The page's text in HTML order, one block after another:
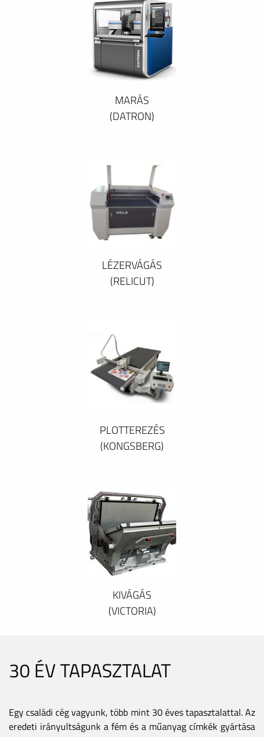
MARÁS
(DATRON)
LÉZERVÁGÁS
(RELICUT)
PLOTTEREZÉS
(KONGSBERG)
KIVÁGÁS
(VICTORIA)
30 ÉV TAPASZTALAT
Egy családi cég vagyunk, több mint 30 éves tapasztalattal. Az
eredeti irányultságunk a fém és a műanyag címkék gyártása